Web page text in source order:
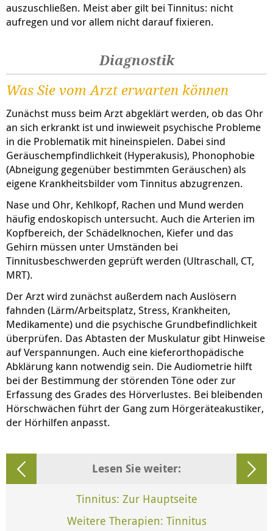
auszuschließen. Meist aber gilt bei Tinnitus: nicht
aufregen und vor allem nicht darauf fixieren.
Diagnostik
Was Sie vom Arzt erwarten können
Zunächst muss beim Arzt abgeklärt werden, ob das Ohr
an sich erkrankt ist und inwieweit psychische Probleme
in die Problematik mit hineinspielen. Dabei sind
Geräuschempfindlichkeit (Hyperakusis), Phonophobie
(Abneigung gegenüber bestimmten Geräuschen) als
eigene Krankheitsbilder vom Tinnitus abzugrenzen.
Nase und Ohr, Kehlkopf, Rachen und Mund werden
häufig endoskopisch untersucht. Auch die Arterien im
Kopfbereich, der Schädelknochen, Kiefer und das
Gehirn müssen unter Umständen bei
Tinnitusbeschwerden geprüft werden (Ultraschall, CT,
MRT).
Der Arzt wird zunächst außerdem nach Auslösern
fahnden (Lärm/Arbeitsplatz, Stress, Krankheiten,
Medikamente) und die psychische Grundbefindlichkeit
überprüfen. Das Abtasten der Muskulatur gibt Hinweise
auf Verspannungen. Auch eine kieferorthopädische
Abklärung kann notwendig sein. Die Audiometrie hilft
bei der Bestimmung der störenden Töne oder zur
Erfassung des Grades des Hörverlustes. Bei bleibenden
Hörschwächen führt der Gang zum Hörgeräteakustiker,
der Hörhilfen anpasst.
Lesen Sie weiter:
Tinnitus: Zur Hauptseite
Weitere Therapien: Tinnitus